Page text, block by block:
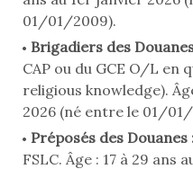
01/01/2009).
Brigadiers des
CAP ou du GCE O/L en
religious knowledge).
2026 (né entre le 01/
Préposés des Douanes
FSLC. Âge : 17 à 29 ans